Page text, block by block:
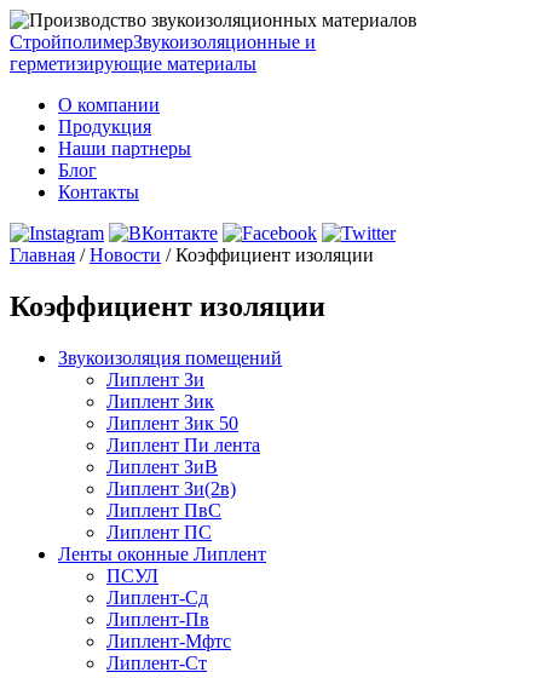
СтройполимерЗвукоизоляционные и
герметизирующие материалы
О компании
Продукция
Наши партнеры
Блог
Контакты
Главная /Новости /Коэффициент изоляции
Коэффициент изоляции
Звукоизоляция помещений
Липлент Зи
Липлент Зик
Липлент Зик 50
Липлент Пи лента
Липлент ЗиВ
Липлент Зи(2в)
Липлент ПвC
Липлент ПС
Ленты оконные Липлент
ПСУЛ
Липлент-Сд
Липлент-Пв
Липлент-Мфтс
Липлент-Ст